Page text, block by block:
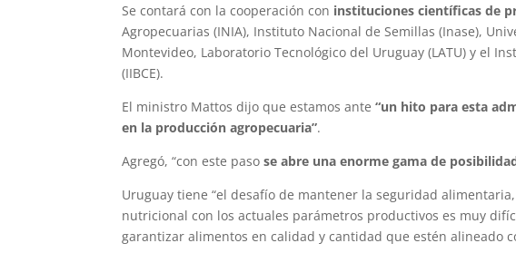
Se contará con la cooperación con instituciones científicas de
Agropecuarias (INIA), Instituto Nacional de Semillas (Inase),
Montevideo, Laboratorio Tecnológico del Uruguay (LATU) y el
(IIBCE).
El ministro Mattos dijo que estamos ante“un hito para esta
en la producción agropecuaria”.
Agregó, “con este pasose abre una enorme gama de
Uruguay tiene “el desafío de mantener la seguridad
nutricional con los actuales parámetros productivos es muy
garantizar alimentos en calidad y cantidad que estén alineado